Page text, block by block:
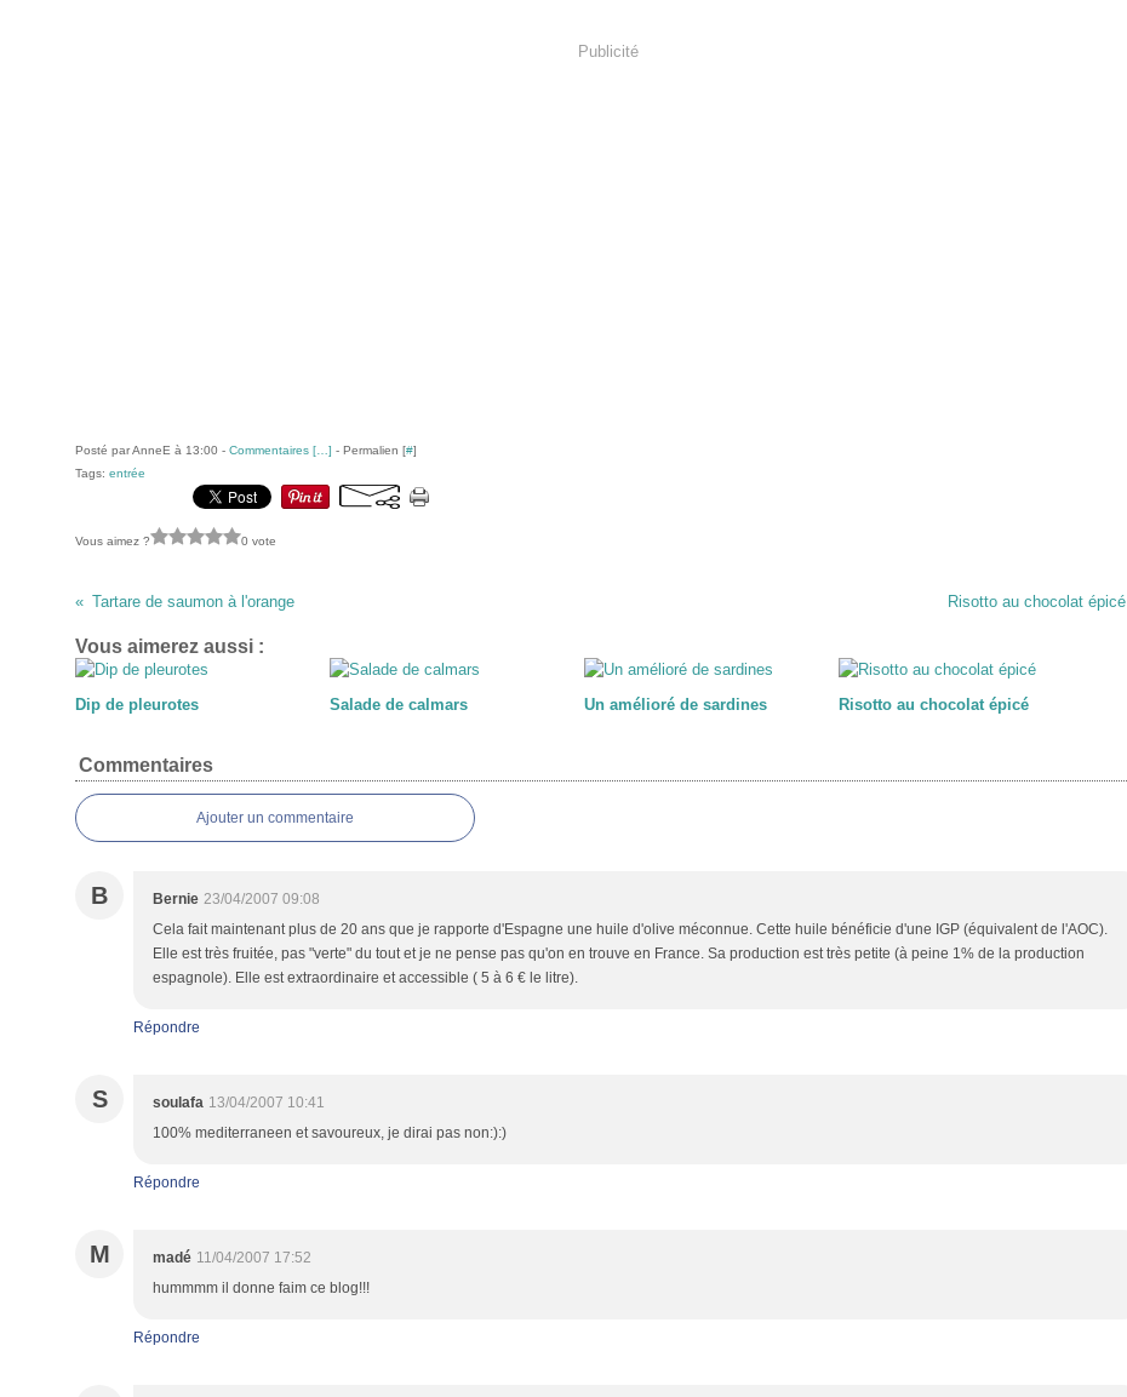
Publicité
Posté par AnneE à 13:00 - Commentaires [ ] - Permalien [#]
Tags: entrée
Vous aimez ? 0 vote
Tartare de saumon à l'orange Risotto au chocolat épicé
Vous aimerez aussi :
Dip de pleurotes Salade de calmars Un amélioré de sardines Risotto au chocolat épicé
Commentaires
Ajouter un commentaire
B Bernie 23/04/2007 09:08
Cela fait maintenant plus de 20 ans que je rapporte d'Espagne une huile d'olive méconnue. Cette huile bénéficie d'une IGP (équivalent de l'AOC).
Elle est très fruitée, pas "verte" du tout et je ne pense pas qu'on en trouve en France. Sa production est très petite (à peine 1% de la production
espagnole). Elle est extraordinaire et accessible ( 5 à 6 € le litre).
Répondre
S soulafa 13/04/2007 10:41
100% mediterraneen et savoureux, je dirai pas non:):)
Répondre
M madé 11/04/2007 17:52
hummmm il donne faim ce blog!!!
Répondre